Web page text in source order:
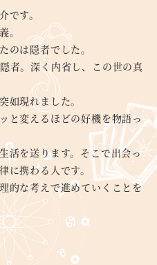
です。
。
のは隠者でした。
者。深く内省し、この世の真
如現れました。
と変えるほどの好機を物語っ
活を送ります。そこで出会っ
に携わる人です。
的な考えで進めていくことを